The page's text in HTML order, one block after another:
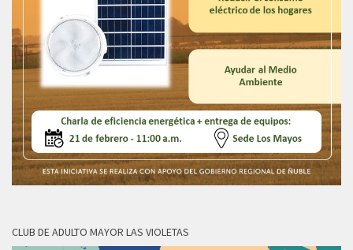
CLUB DE ADULTO MAYOR LAS VIOLETAS